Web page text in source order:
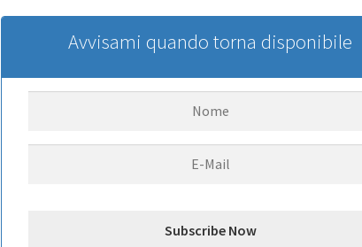
Aluminum
Set
Avvisami quando torna disponibile